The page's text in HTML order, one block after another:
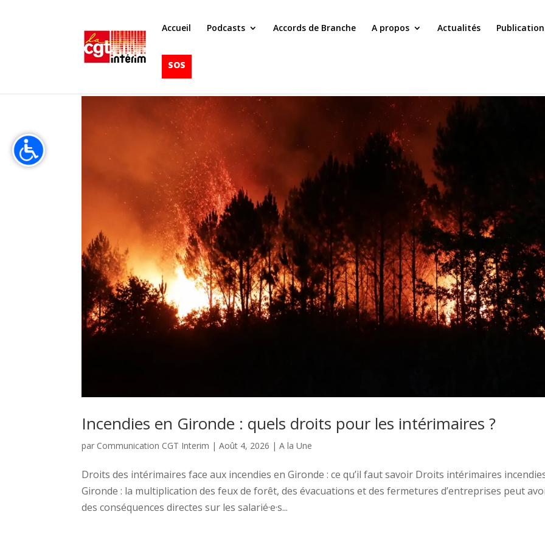
Accueil Podcasts Accords de Branche A propos Actualités
SOS
Incendies en Gironde : quels droits pour les intérimaires ?
par Communication CGT Interim |Août 4, 2026 |A la Une
Droits des intérimaires face aux incendies en Gironde : ce qu’il faut savoir Droits intérimaires
Gironde : la multiplication des feux de forêt, des évacuations et des fermetures d’entreprises peut
des conséquences directes sur les salarié·e·s...